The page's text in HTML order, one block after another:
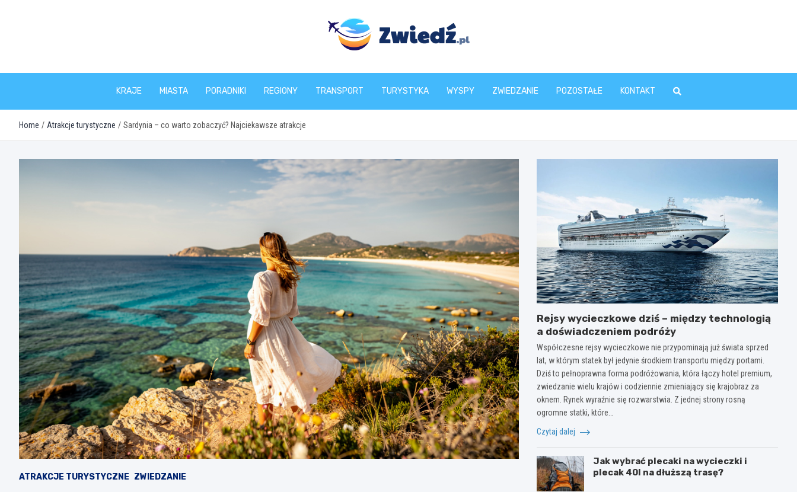
zwiedz.pl
KRAJE MIASTA PORADNIKI REGIONY TRANSPORT TURYSTYKA WYSPY ZWIEDZANIE POZOSTAŁE KONTAKT
Home Atrakcje turystyczne Sardynia – co warto zobaczyć? Najciekawsze atrakcje
ATRAKCJE TURYSTYCZNE ZWIEDZANIE
Rejsy wycieczkowe dziś – między technologią
a doświadczeniem podróży
Współczesne rejsy wycieczkowe nie przypominają już świata sprzed
lat, w którym statek był jedynie środkiem transportu między portami.
Dziś to pełnoprawna forma podróżowania, która łączy hotel premium,
zwiedzanie wielu krajów i codziennie zmieniający się krajobraz za
oknem. Rynek wyraźnie się rozwarstwia. Z jednej strony rosną
ogromne statki, które…
Czytaj dalej
Jak wybrać plecaki na wycieczki i
plecak 40l na dłuższą trasę?